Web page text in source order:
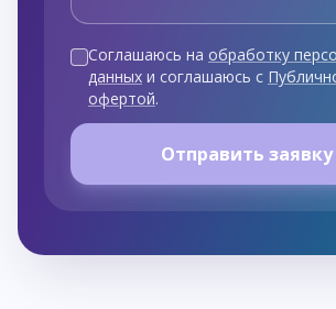
Соглашаюсь на обработку
данных и соглашаюсь с
офертой.
Отправить заявку